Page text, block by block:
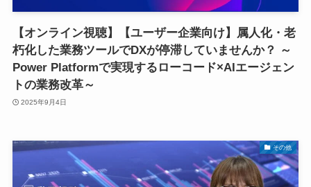
【オンライン視聴】【ユーザー企業向け】属人化・老
朽化した業務ツールでDXが停滞していませんか？ ～
Power Platformで実現するローコード×AIエージェン
トの業務改革～
2025年9月4日
その他